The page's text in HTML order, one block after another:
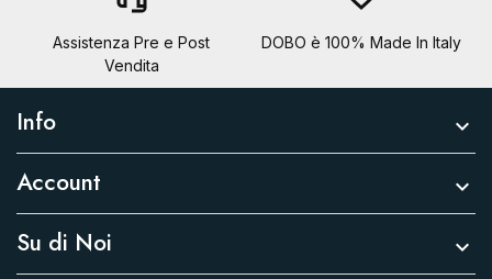
Assistenza Pre e Post
Vendita
DOBO è 100% Made In Italy
Info 
Account 
Su di Noi 